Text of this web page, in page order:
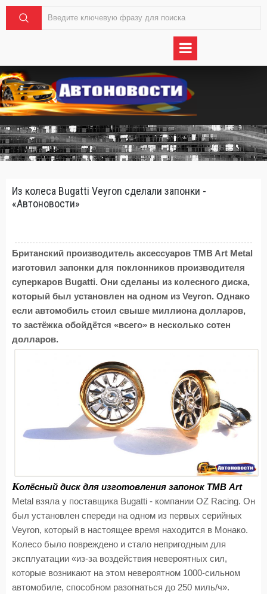
Из колеса Bugatti Veyron сделали запонки -
«Автоновости»
Британский производитель аксессуаров TMB Art Metal
изготовил запонки для поклонников производителя
суперкаров Bugatti. Они сделаны из колесного диска,
который был установлен на одном из Veyron. Однако
если автомобиль стоил свыше миллиона долларов,
то застёжка обойдётся «всего» в несколько сотен
долларов.
Колёсный диск для изготовления запонок TMB Art
Metal взяла у поставщика Bugatti - компании OZ Racing. Он
был установлен спереди на одном из первых серийных
Veyron, который в настоящее время находится в Монако.
Колесо было повреждено и стало непригодным для
эксплуатации «из-за воздействия невероятных сил,
которые возникают на этом невероятном 1000-сильном
автомобиле, способном разогнаться до 250 миль/ч».